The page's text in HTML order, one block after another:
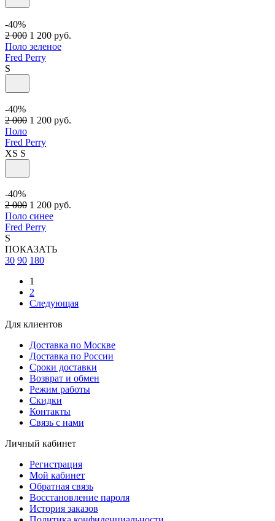
-40%
2 000 1 200 руб.
Поло зеленое
Fred Perry
S
-40%
2 000 1 200 руб.
Поло
Fred Perry
XS S
-40%
2 000 1 200 руб.
Поло синее
Fred Perry
S
ПОКАЗАТЬ
30 90 180
1
2
Следующая
Для клиентов
Доставка по Москве
Доставка по России
Сроки доставки
Возврат и обмен
Режим работы
Скидки
Контакты
Связь с нами
Личный кабинет
Регистрация
Мой кабинет
Обратная связь
Восстановление пароля
История заказов